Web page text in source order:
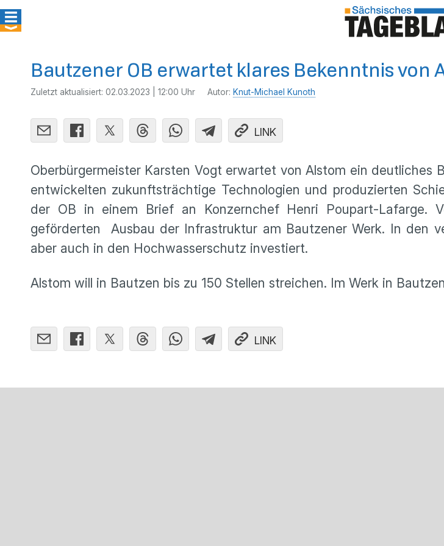
Bautzener OB erwartet klares Bekenntnis von
Zuletzt aktualisiert: 02.03.2023 | 12:00 Uhr Autor: Knut-Michael Kunoth
LINK
Oberbürgermeister Karsten Vogt erwartet von Alstom ein
entwickelten zukunftsträchtige Technologien und produzierten
der OB in einem Brief an Konzernchef Henri Poupart-
geförderten Ausbau der Infrastruktur am Bautzener Werk. In den
aber auch in den Hochwasserschutz investiert.
Alstom will in Bautzen bis zu 150 Stellen streichen. Im Werk in
LINK